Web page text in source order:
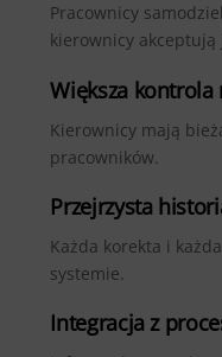
Pracownicy
kierownicy akceptują
Większa
Kierownicy mają
pracowników.
Przejrzysta
Każda korekta i
systemie.
Integracja z